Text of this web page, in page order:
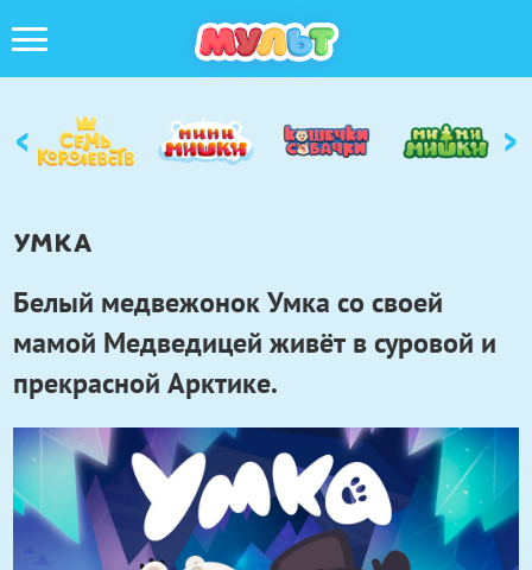
‹ ›
УМКА
Белый медвежонок Умка со своей
мамой Медведицей живёт в суровой и
прекрасной Арктике.